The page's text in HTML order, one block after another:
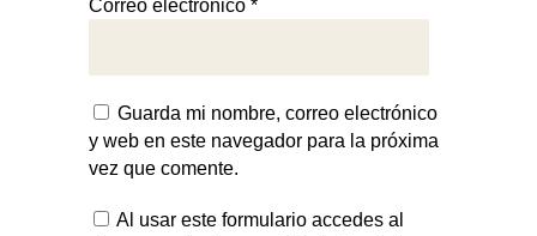
Correo electrónico *
Guarda mi nombre, correo electrónico
y web en este navegador para la próxima
vez que comente.
Al usar este formulario accedes al